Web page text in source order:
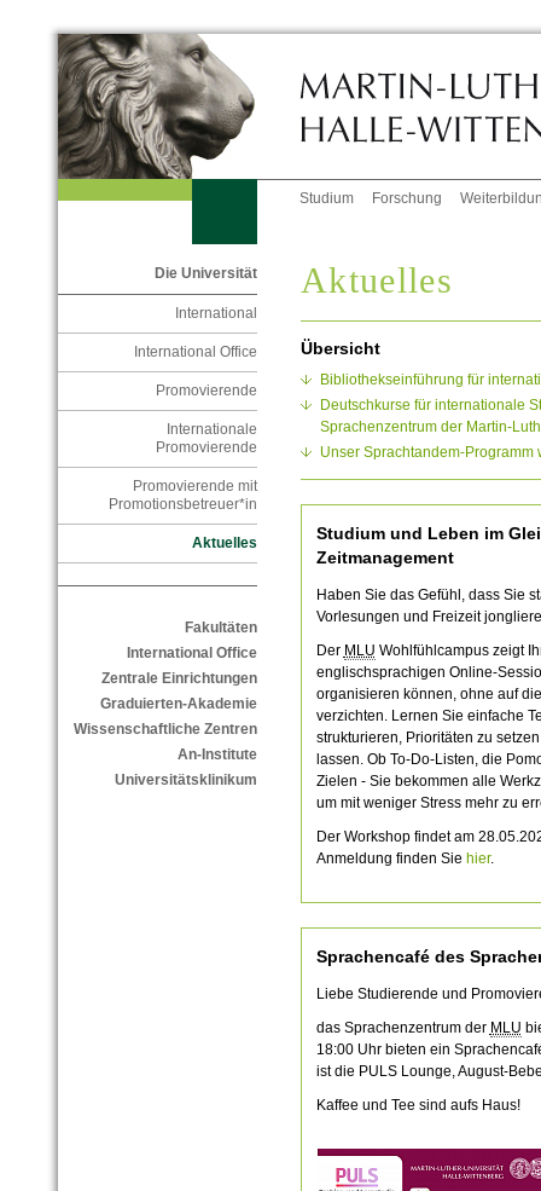
Studium Forschung
Die Universität
International
International Office
Promovierende
Internationale
Promovierende
Promovierende mit
Promotionsbetreuer*in
Aktuelles
Fakultäten
International Office
Zentrale Einrichtungen
Graduierten-Akademie
Wissenschaftliche Zentren
An-Institute
Universitätsklinikum
Aktuelles
Übersicht
Bibliothekseinführung für
Deutschkurse für internationale
Sprachenzentrum der Martin-
Unser Sprachtandem-
Studium und Leben im
Zeitmanagement
Haben Sie das Gefühl, dass Sie
Vorlesungen und Freizeit
Der MLU Wohlfühlcampus zeigt
englischsprachigen Online-
organisieren können, ohne auf
verzichten. Lernen Sie einfache
strukturieren, Prioritäten zu
lassen. Ob To-Do-Listen, die
Zielen - Sie bekommen alle
um mit weniger Stress mehr zu
Der Workshop findet am
Anmeldung finden Sie hier.
Sprachencafé des
Liebe Studierende und
das Sprachenzentrum der MLU
18:00 Uhr bieten ein
ist die PULS Lounge, August-
Kaffee und Tee sind aufs Haus!